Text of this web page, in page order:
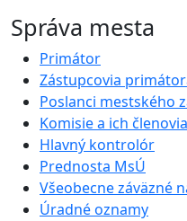
Správa mesta
Primátor
Zástupcovia
Poslanci mestského
Komisie a ich členovia
Hlavný kontrolór
Prednosta MsÚ
Všeobecne záväzné
Úradné oznamy